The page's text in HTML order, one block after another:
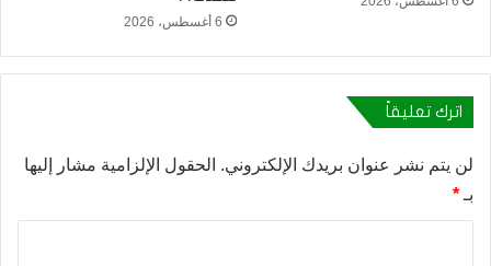
6 أغسطس، 2026
اترك تعليقاً
لن يتم نشر عنوان بريدك الإلكتروني. الحقول الإلزامية مشار إليها
بـ *